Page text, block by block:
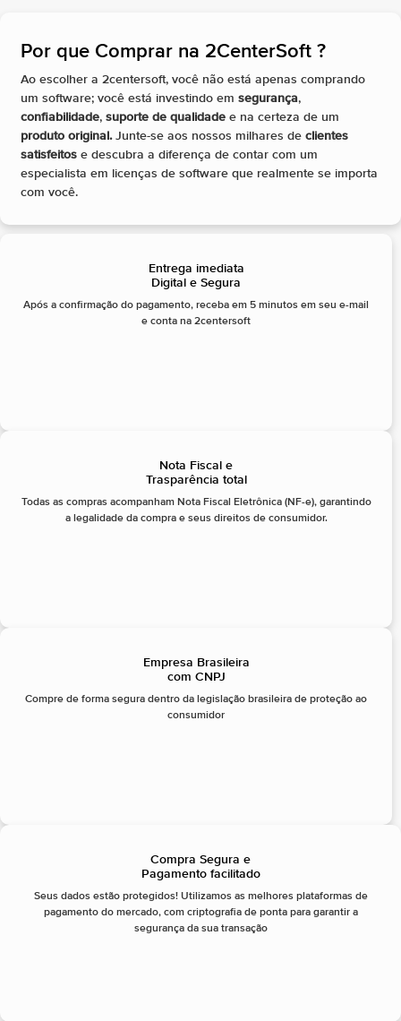
Por que Comprar na 2CenterSoft ?​
Ao escolher a 2centersoft, você não está apenas comprando
um software; você está investindo em segurança,
confiabilidade, suporte de qualidade e na certeza de um
produto original.Junte-se aos nossos milhares de clientes
satisfeitos e descubra a diferença de contar com um
especialista em licenças de software que realmente se importa
com você.
Entrega imediata
Digital e Segura
Após a confirmação do pagamento, receba em 5 minutos em seu e-mail
e conta na 2centersoft
Nota Fiscal e
Trasparência total
Todas as compras acompanham Nota Fiscal Eletrônica (NF-e), garantindo
a legalidade da compra e seus direitos de consumidor.
Empresa Brasileira
com CNPJ
Compre de forma segura dentro da legislação brasileira de proteção ao
consumidor
Compra Segura e
Pagamento facilitado
Seus dados estão protegidos! Utilizamos as melhores plataformas de
pagamento do mercado, com criptografia de ponta para garantir a
segurança da sua transação